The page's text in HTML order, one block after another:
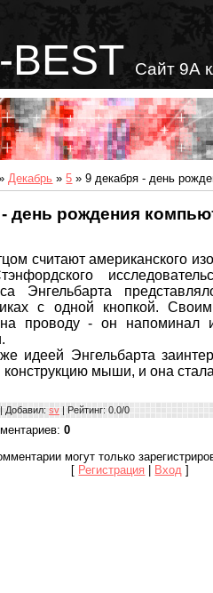
BEST Сайт 9А
Декабрь » 5 » 9 декабря - день
- день рождения
считают американского
Энгельбарта
с одной кнопкой.
проводу - он напоминал
идеей Энгельбарта
конструкцию мыши, и она
Добавил: sv | Рейтинг: 0.0/0
: 0
могут только
[ Регистрация Вход ]